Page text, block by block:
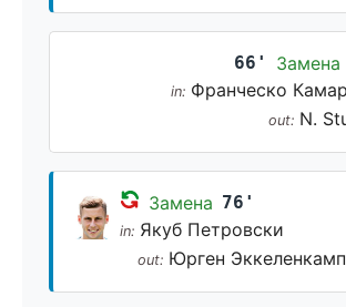
66' Замена
in: Франческо
out: N.
Замена 76'
in: Якуб Петровски
out: Юрген Эккеленкамп